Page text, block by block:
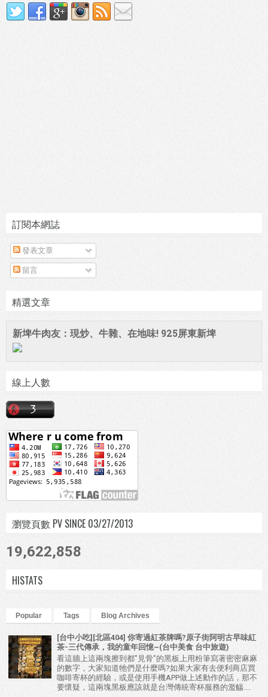
訂閱本網誌
發表文章
留言
精選文章
新埤牛肉友：現炒、牛雜、在地味! 925屏東新埤
線上人數
瀏覽頁數 PV SINCE 03/27/2013
19,622,858
HISTATS
Popular Tags Blog Archives
[台中小吃][北區404] 你寄過紅茶牌嗎?原子街阿明古早味紅
茶-三代傳承，我的童年回憶~(台中美食 台中旅遊)
看這牆上這兩塊擦到都"見骨"的黑板上用粉筆寫著密密麻麻
的數字，大家知道牠們是什麼嗎?如果大家有去便利商店買
咖啡寄杯的經驗，或是使用手機APP做上述動作的話，那不
要懷疑，這兩塊黑板應該就是台灣傳統寄杯服務的濫觴....